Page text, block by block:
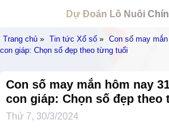
Dự Đoán Lô Nuôi
Trang chủ » Tin tức Xổ số » Con số may
con giáp: Chọn số đẹp theo từng tuổi
Con số may mắn hôm nay
con giáp: Chọn số đẹp theo
Thứ 7, 30/3/2024